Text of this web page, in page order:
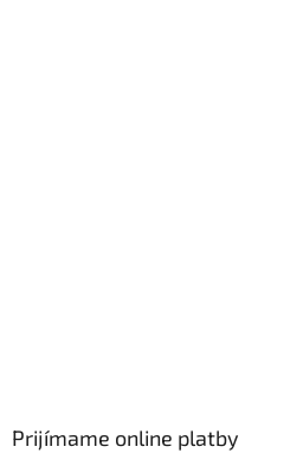
Prijímame online platby